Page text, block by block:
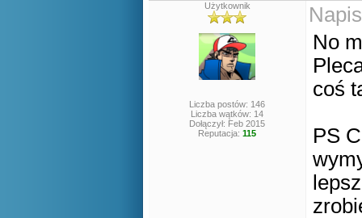
Użytkownik
Liczba postów: 146
Liczba wątków: 14
Dołączył: Feb 2015
Reputacja: 115
No
coś
PS